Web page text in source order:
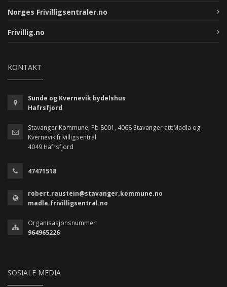
Norges Frivilligsentraler.no
Frivillig.no
KONTAKT
Sunde og Kvernevik bydelshus
Hafrsfjord
Stavanger Kommune, Pb 8001, 4068 Stavanger att:Madla og
Kvernevik frivilligsentral
4049 Hafrsfjord
47471518
robert.raustein@stavanger.kommune.no
madla.frivilligsentral.no
Organisasjonsnummer
964965226
SOSIALE MEDIA